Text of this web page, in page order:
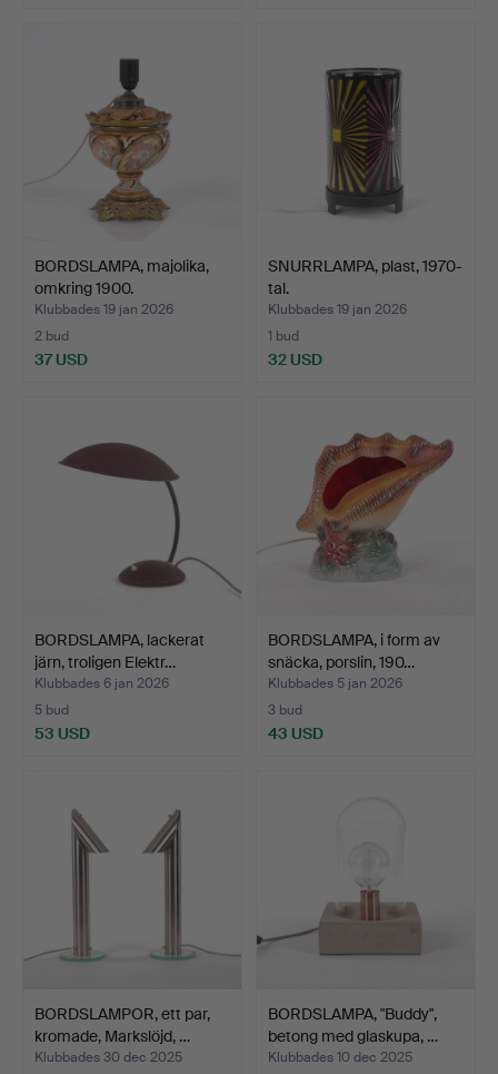
BORDSLAMPA, majolika,
omkring 1900.
Klubbades 19 jan 2026
2 bud
37 USD
SNURRLAMPA, plast, 1970-
tal.
Klubbades 19 jan 2026
1 bud
32 USD
BORDSLAMPA, lackerat
järn, troligen Elektr…
Klubbades 6 jan 2026
5 bud
53 USD
BORDSLAMPA, i form av
snäcka, porslin, 190…
Klubbades 5 jan 2026
3 bud
43 USD
BORDSLAMPOR, ett par,
kromade, Markslöjd, …
Klubbades 30 dec 2025
BORDSLAMPA, "Buddy",
betong med glaskupa, …
Klubbades 10 dec 2025